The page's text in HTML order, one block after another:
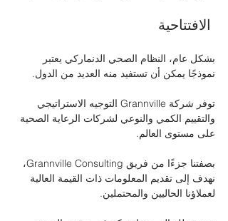
بشكل عام، النظام الصحي الدنماركي يعتبر
نموذجًا يمكن أن تستفيد منه العديد من الدول.
توفر شركة Grannville التوجيه الاستراتيجي
والتقييم الكمي والنوعي لشركات الرعاية الصحية
على مستوى العالم.
بصفتنا جزءًا من فريق Grannville Consulting،
نهدف إلى تقديم المعلومات ذات القيمة العالية
لعملاؤنا الحاليين والمحتملين.